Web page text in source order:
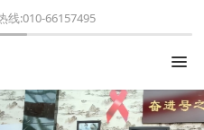
线:010-66157495